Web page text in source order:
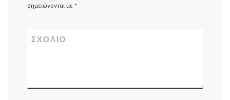
σημειώνονται με *
ΣΧΌΛΙΟ